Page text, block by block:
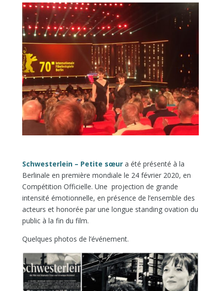
Schwesterlein – Petite sœura été présenté à la
Berlinale en première mondiale le 24 février 2020, en
Compétition Officielle. Une projection de grande
intensité émotionnelle, en présence de l’ensemble des
acteurs et honorée par une longue standing ovation du
public à la fin du film.
Quelques photos de l’événement.